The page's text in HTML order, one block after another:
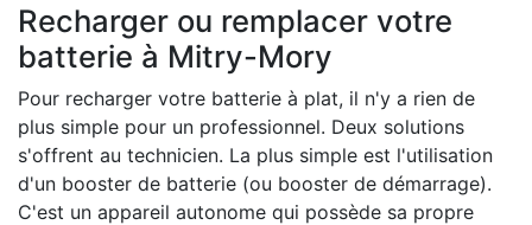
Recharger ou remplacer votre
batterie à Mitry-Mory
Pour recharger votre batterie à plat, il n'y a rien de
plus simple pour un professionnel. Deux solutions
s'offrent au technicien. La plus simple est l'utilisation
d'un booster de batterie (ou booster de démarrage).
C'est un appareil autonome qui possède sa propre